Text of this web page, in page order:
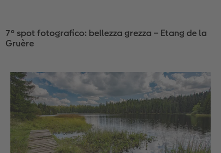
7° spot fotografico: bellezza grezza – Etang de la
Gruère